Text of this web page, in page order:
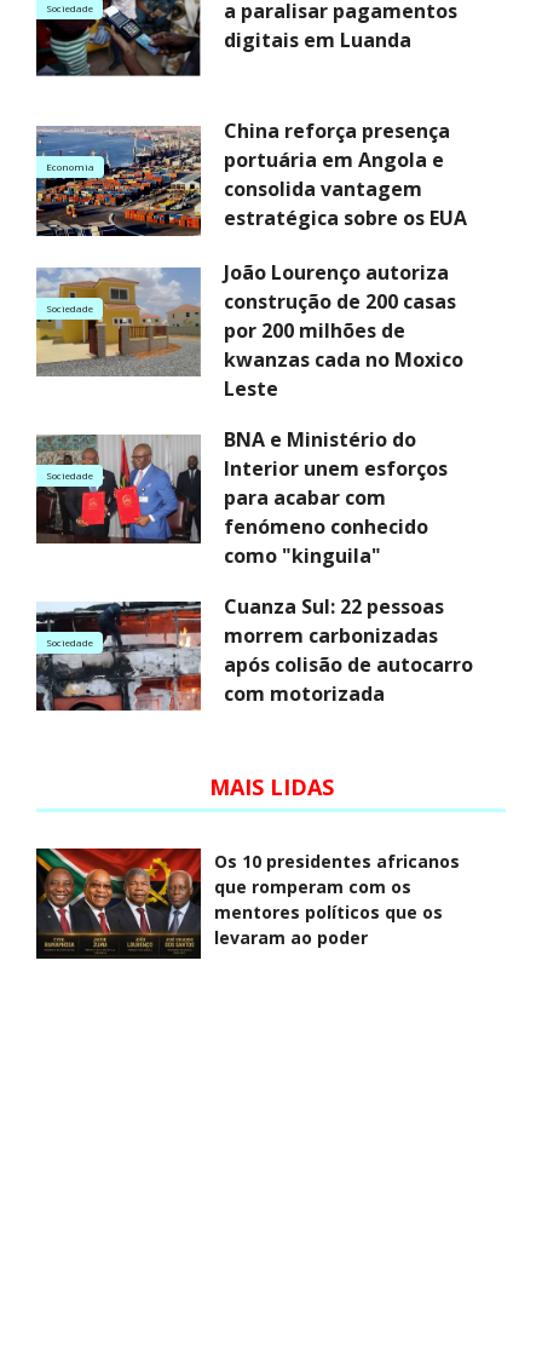
Sociedade
a paralisar pagamentos
digitais em Luanda
Economia
China reforça presença
portuária em Angola e
consolida vantagem
estratégica sobre os EUA
Sociedade
João Lourenço autoriza
construção de 200 casas
por 200 milhões de
kwanzas cada no Moxico
Leste
Sociedade
BNA e Ministério do
Interior unem esforços
para acabar com
fenómeno conhecido
como "kinguila"
Sociedade
Cuanza Sul: 22 pessoas
morrem carbonizadas
após colisão de autocarro
com motorizada
MAIS LIDAS
Os 10 presidentes africanos
que romperam com os
mentores políticos que os
levaram ao poder